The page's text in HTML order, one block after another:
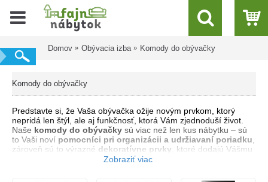
Domov Obývacia izba Komody do obývačky
Komody do obývačky
Predstavte si, že Vaša obývačka ožije novým prvkom, ktorý
nepridá len štýl, ale aj funkčnosť, ktorá Vám zjednoduší život.
Naše komody do obývačky sú viac než len kus nábytku – sú
to Vaši noví pomocníci pri organizácii a udržiavaní poriadku
zároveň sú to výrazné dekoratívne prvky , ktoré dodajú Vášmu
priestoru charakter a eleganciu. Či už hľadáte